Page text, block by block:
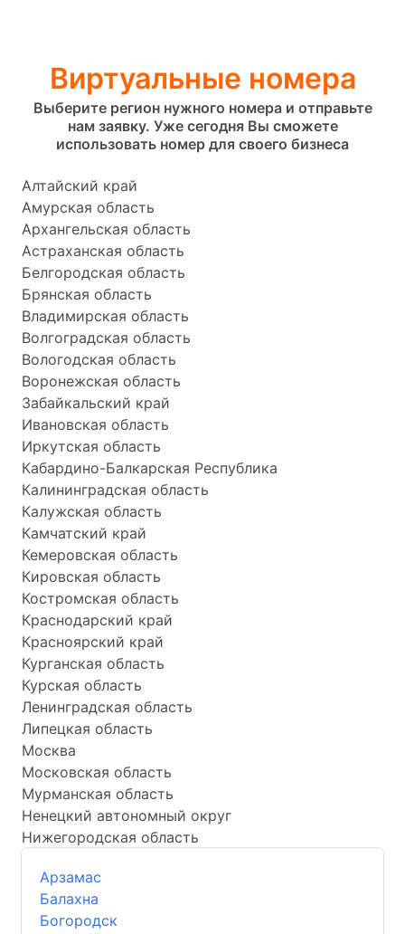
Виртуальные номера
Выберите регион нужного номера и отправьте
нам заявку. Уже сегодня Вы сможете
использовать номер для своего бизнеса
Алтайский край
Амурская область
Архангельская область
Астраханская область
Белгородская область
Брянская область
Владимирская область
Волгоградская область
Вологодская область
Воронежская область
Забайкальский край
Ивановская область
Иркутская область
Кабардино-Балкарская Республика
Калининградская область
Калужская область
Камчатский край
Кемеровская область
Кировская область
Костромская область
Краснодарский край
Красноярский край
Курганская область
Курская область
Ленинградская область
Липецкая область
Москва
Московская область
Мурманская область
Ненецкий автономный округ
Нижегородская область
Арзамас
Балахна
Богородск